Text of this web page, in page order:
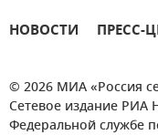
НОВОСТИ ПРЕСС-
© 2026 МИА «Россия
Сетевое издание РИА
Федеральной службе